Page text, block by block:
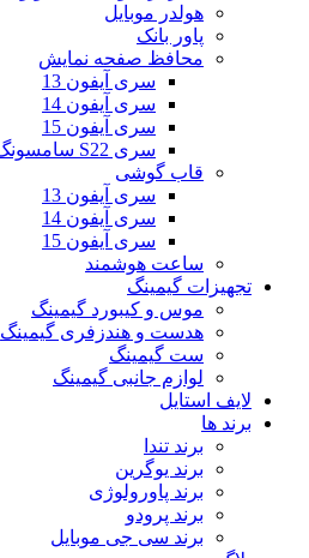
هولدر موبایل
پاور بانک
محافظ صفحه نمایش
سری آیفون 13
سری آیفون 14
سری آیفون 15
سری S22 سامسونگ
قاب گوشی
سری آیفون 13
سری آیفون 14
سری آیفون 15
ساعت هوشمند
تجهیزات گیمینگ
موس و کیبورد گیمینگ
هدست و هندزفری گیمینگ
ست گیمینگ
لوازم جانبی گیمینگ
لایف استایل
برند ها
برند تندا
برند یوگرین
برند پاورولوژی
برند پرودو
برند سی جی موبایل